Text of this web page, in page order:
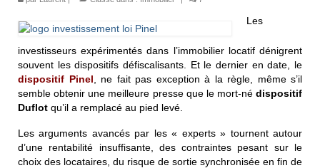
Les
investisseurs expérimentés dans l’immobilier locatif dénigrent
souvent les dispositifs défiscalisants. Et le dernier en date, le
dispositif Pinel , ne fait pas exception à la règle, même s’il
semble obtenir une meilleure presse que le mort-né dispositif
Duflot qu’il a remplacé au pied levé.
Les arguments avancés par les « experts » tournent autour
d’une rentabilité insuffisante, des contraintes pesant sur le
choix des locataires, du risque de sortie synchronisée en fin de